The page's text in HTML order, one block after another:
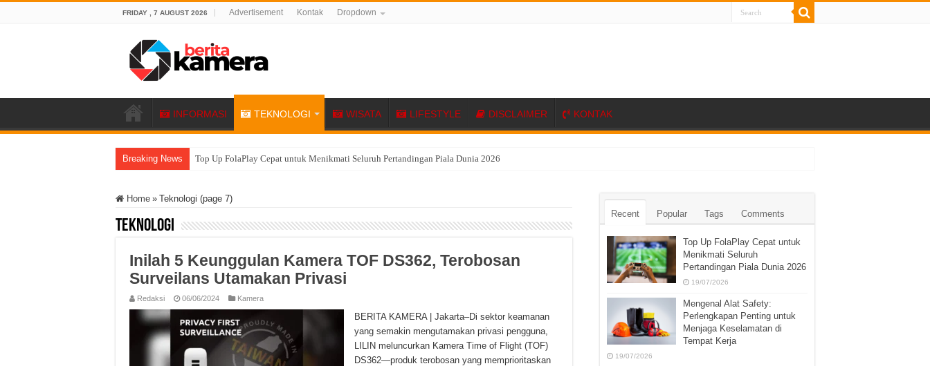
FRIDAY , 7 AUGUST 2026 Advertisement Kontak Dropdown
INFORMASI TEKNOLOGI WISATA LIFESTYLE DISCLAIMER KONTAK
Breaking News Top Up FolaPlay Cepat untuk Menikmati Seluruh Pertandingan Piala Dunia 2026
Home » Teknologi (page 7)
Teknologi
Inilah 5 Keunggulan Kamera TOF DS362, Terobosan
Surveilans Utamakan Privasi
Redaksi 06/06/2024 Kamera
BERITA KAMERA | Jakarta–Di sektor keamanan
yang semakin mengutamakan privasi pengguna,
LILIN meluncurkan Kamera Time of Flight (TOF)
DS362—produk terobosan yang memprioritaskan
Recent Popular Tags Comments
Top Up FolaPlay Cepat untuk
Menikmati Seluruh
Pertandingan Piala Dunia 2026
19/07/2026
Mengenal Alat Safety:
Perlengkapan Penting untuk
Menjaga Keselamatan di
Tempat Kerja
19/07/2026